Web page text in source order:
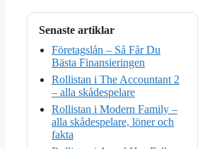
Senaste artiklar
Företagslån – Så Får Du
Bästa Finansieringen
Rollistan i The Accountant 2
– alla skådespelare
Rollistan i Modern Family –
alla skådespelare, löner och
fakta